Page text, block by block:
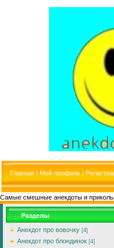
Главная | Мой профиль |
Самые смешные анекдоты и
Разделы
Анекдот про вовочку [4]
Анекдот про блондинок [4]